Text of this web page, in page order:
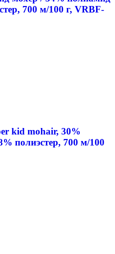
700 м/100 г, VRBF-
kid mohair, 30%
полиэстер, 700 м/100